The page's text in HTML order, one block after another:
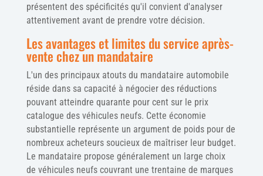
présentent des spécificités qu'il convient d'analyser
attentivement avant de prendre votre décision.
Les avantages et limites du service après-
vente chez un mandataire
L'un des principaux atouts du mandataire automobile
réside dans sa capacité à négocier des réductions
pouvant atteindre quarante pour cent sur le prix
catalogue des véhicules neufs. Cette économie
substantielle représente un argument de poids pour de
nombreux acheteurs soucieux de maîtriser leur budget.
Le mandataire propose généralement un large choix
de véhicules neufs couvrant une trentaine de marques